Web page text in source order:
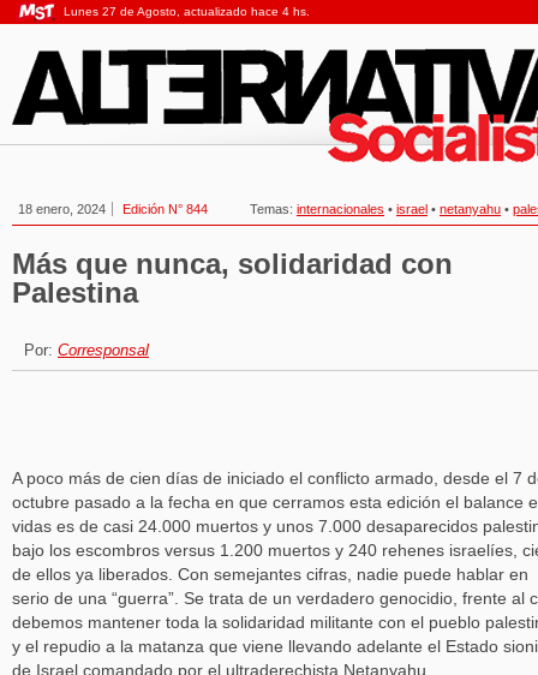
Lunes 27 de Agosto, actualizado hace 4 hs.
18 enero, 2024 Edición N° 844 Temas: internacionales • israel • netanyahu •
Más que nunca, solidaridad con
Palestina
Por: Corresponsal
A poco más de cien días de iniciado el conflicto armado, desde el 7
octubre pasado a la fecha en que cerramos esta edición el balance
vidas es de casi 24.000 muertos y unos 7.000 desaparecidos
bajo los escombros versus 1.200 muertos y 240 rehenes israelíes,
de ellos ya liberados. Con semejantes cifras, nadie puede hablar en
serio de una “guerra”. Se trata de un verdadero genocidio, frente al
debemos mantener toda la solidaridad militante con el pueblo
y el repudio a la matanza que viene llevando adelante el Estado
de Israel comandado por el ultraderechista Netanyahu.